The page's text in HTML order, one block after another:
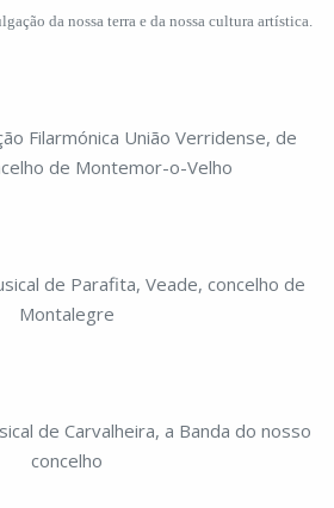
da nossa terra e da nossa cultura artística.
Filarmónica União Verridense, de
de Montemor-o-Velho
de Parafita, Veade, concelho de
Montalegre
de Carvalheira, a Banda do nosso
concelho